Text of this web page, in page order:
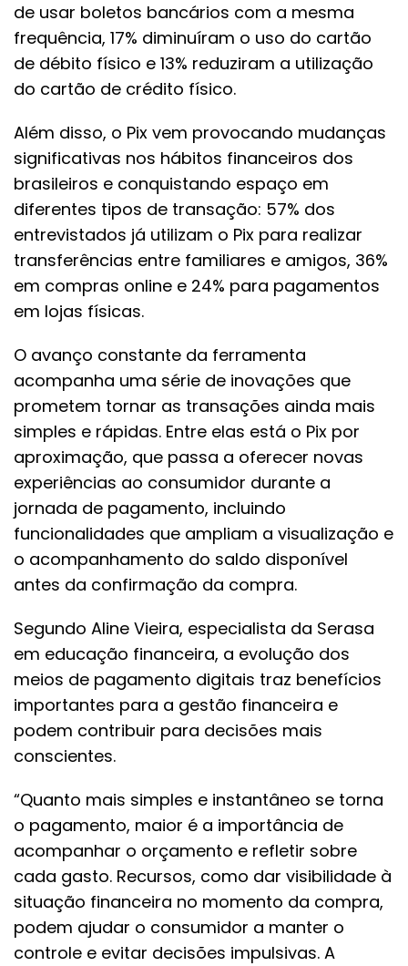
de usar boletos bancários com a mesma
frequência, 17% diminuíram o uso do cartão
de débito físico e 13% reduziram a utilização
do cartão de crédito físico.
Além disso, o Pix vem provocando mudanças
significativas nos hábitos financeiros dos
brasileiros e conquistando espaço em
diferentes tipos de transação: 57% dos
entrevistados já utilizam o Pix para realizar
transferências entre familiares e amigos, 36%
em compras online e 24% para pagamentos
em lojas físicas.
O avanço constante da ferramenta
acompanha uma série de inovações que
prometem tornar as transações ainda mais
simples e rápidas. Entre elas está o Pix por
aproximação, que passa a oferecer novas
experiências ao consumidor durante a
jornada de pagamento, incluindo
funcionalidades que ampliam a visualização e
o acompanhamento do saldo disponível
antes da confirmação da compra.
Segundo Aline Vieira, especialista da Serasa
em educação financeira, a evolução dos
meios de pagamento digitais traz benefícios
importantes para a gestão financeira e
podem contribuir para decisões mais
conscientes.
“Quanto mais simples e instantâneo se torna
o pagamento, maior é a importância de
acompanhar o orçamento e refletir sobre
cada gasto. Recursos, como dar visibilidade à
situação financeira no momento da compra,
podem ajudar o consumidor a manter o
controle e evitar decisões impulsivas. A